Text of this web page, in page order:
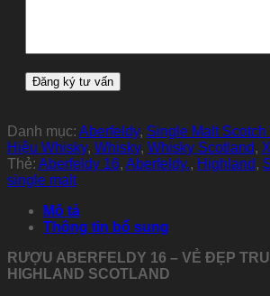
Danh mục: Aberfeldy, Single Malt Scotch
Hiệu Whisky, Whisky, Whisky Scotland,
Thẻ: Aberfeldy 16, Aberfeldy., Highland,
single malt
Mô tả
Thông tin bổ sung
RƯỢU ABERFELDY 16 – VẺ ĐẸP
HIGHLAND SCOTLAND